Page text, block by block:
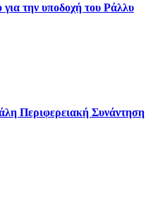
για την υποδοχή του Ράλλυ
Περιφερειακή Συνάντηση